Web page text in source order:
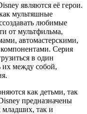
являются её герои.
мультяшные
любимые
от мультфильма,
автомастерскими,
Серия
в один
между собой,
как детьми, так
предназначены
младших, так и